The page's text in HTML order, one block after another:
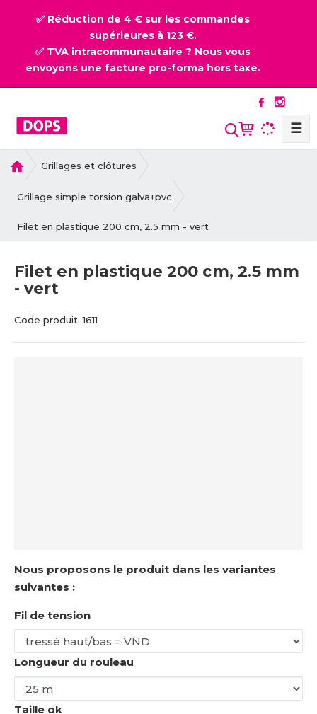
✅ Réduction de 4 € sur les commandes
supérieures à 123 €.
✅ TVA intracommunautaire ? Nous vous
envoyons une facture pro-forma hors taxe.
☰
p
g
a
c
Grillages et clôtures
Grillage simple torsion galva+pvc
Filet en plastique 200 cm, 2.5 mm - vert
Filet en plastique 200 cm, 2.5 mm
- vert
Code produit:1611
Nous proposons le produit dans les variantes
suivantes :
Fil de tension
Longueur du rouleau
Taille ok